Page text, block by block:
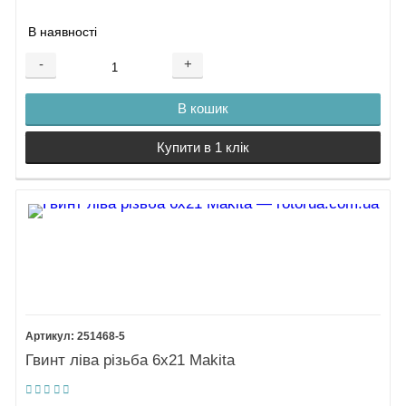
В наявності
- +
В кошик
Купити в 1 клік
251468-5
Гвинт ліва різьба 6х21 Makita